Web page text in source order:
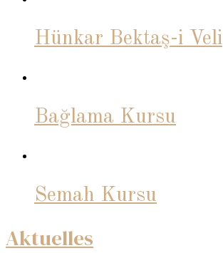
Hünkar Bektaş-i Veli
Bağlama Kursu
Semah Kursu
Aktuelles